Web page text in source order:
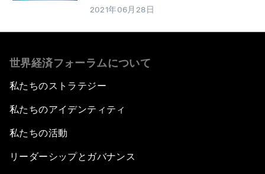
2021年06月28日
世界経済フォーラムについて
私たちのストラテジー
私たちのアイデンティティ
私たちの活動
リーダーシップとガバナンス